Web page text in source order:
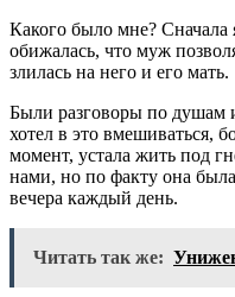
Какого было мне? Сначала
обижалась, что муж
злилась на него и его мать.
Были разговоры по душам
хотел в это вмешиваться,
момент, устала жить под
нами, но по факту она
вечера каждый день.
Читать так же: